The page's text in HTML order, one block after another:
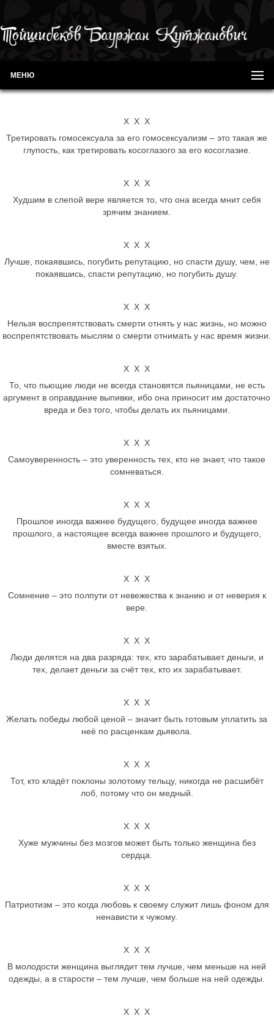
МЕНЮ
Х Х Х
Третировать гомосексуала за его гомосексуализм – это такая же
глупость, как третировать косоглазого за его косоглазие.
Х Х Х
Худшим в слепой вере является то, что она всегда мнит себя
зрячим знанием.
Х Х Х
Лучше, покаявшись, погубить репутацию, но спасти душу, чем, не
покаявшись, спасти репутацию, но погубить душу.
Х Х Х
Нельзя воспрепятствовать смерти отнять у нас жизнь, но можно
воспрепятствовать мыслям о смерти отнимать у нас время жизни.
Х Х Х
То, что пьющие люди не всегда становятся пьяницами, не есть
аргумент в оправдание выпивки, ибо она приносит им достаточно
вреда и без того, чтобы делать их пьяницами.
Х Х Х
Самоуверенность – это уверенность тех, кто не знает, что такое
сомневаться.
Х Х Х
Прошлое иногда важнее будущего, будущее иногда важнее
прошлого, а настоящее всегда важнее прошлого и будущего,
вместе взятых.
Х Х Х
Сомнение – это полпути от невежества к знанию и от неверия к
вере.
Х Х Х
Люди делятся на два разряда: тех, кто зарабатывает деньги, и
тех, делает деньги за счёт тех, кто их зарабатывает.
Х Х Х
Желать победы любой ценой – значит быть готовым уплатить за
неё по расценкам дьявола.
Х Х Х
Тот, кто кладёт поклоны золотому тельцу, никогда не расшибёт
лоб, потому что он медный.
Х Х Х
Хуже мужчины без мозгов может быть только женщина без
сердца.
Х Х Х
Патриотизм – это когда любовь к своему служит лишь фоном для
ненависти к чужому.
Х Х Х
В молодости женщина выглядит тем лучше, чем меньше на ней
одежды, а в старости – тем лучше, чем больше на ней одежды.
Х Х Х